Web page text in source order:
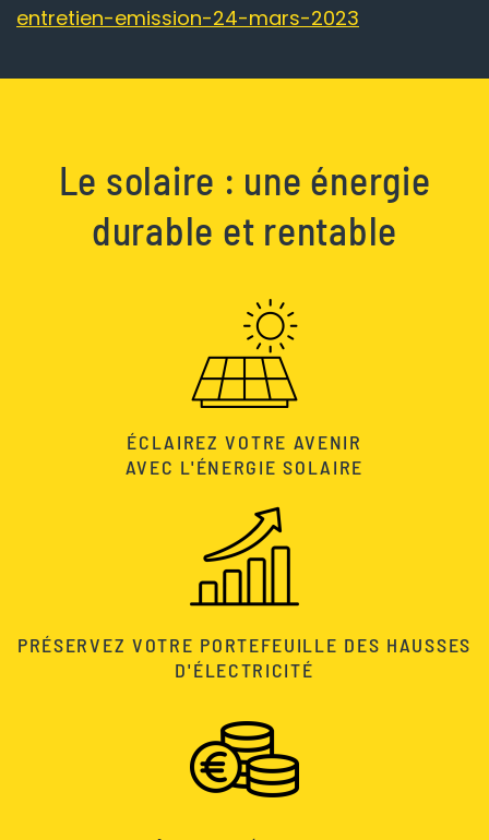
entretien-emission-24-mars-2023
Le solaire : une énergie
durable et rentable
ÉCLAIREZ VOTRE AVENIR
AVEC L'ÉNERGIE SOLAIRE
PRÉSERVEZ VOTRE PORTEFEUILLE DES HAUSSES
D'ÉLECTRICITÉ